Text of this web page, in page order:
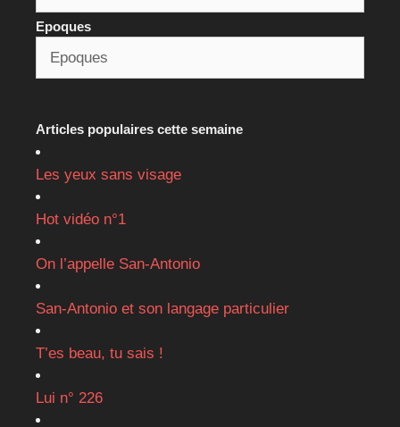
Epoques
Articles populaires cette semaine
Les yeux sans visage
Hot vidéo n°1
On l’appelle San-Antonio
San-Antonio et son langage particulier
T’es beau, tu sais !
Lui n° 226